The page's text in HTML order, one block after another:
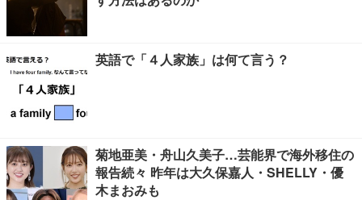
英語で「４人家族」は何て言う？
菊地亜美・舟山久美子…芸能界で海外移住の
報告続々 昨年は大久保嘉人・SHELLY・優
木まおみも